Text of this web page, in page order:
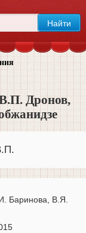
Дронов,
Баринова, В.Я.